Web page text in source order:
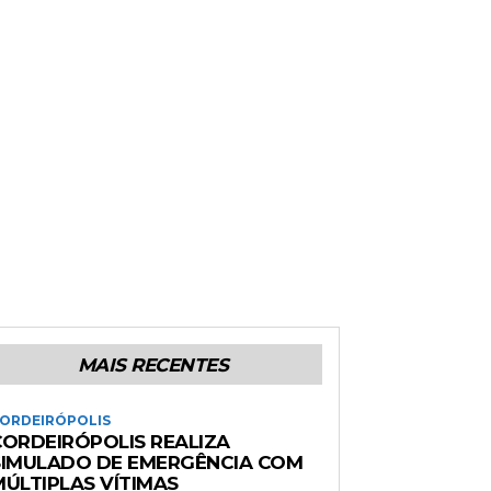
MAIS RECENTES
REALIZA
DE EMERGÊNCIA COM
VÍTIMAS